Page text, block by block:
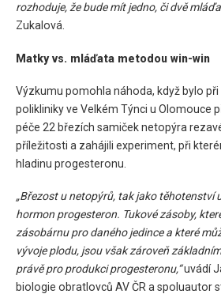
rozhoduje, že bude mít jedno, či dvě
Zukalová.
Matky vs. mláďata metodou win-win
Výzkumu pomohla náhoda, když bylo
polikliniky ve Velkém Týnci u Olomouce
péče 22 březích samiček netopýra
příležitosti a zahájili experiment, při
hladinu progesteronu.
„Březost u netopýrů, tak jako těhotenství
hormon progesteron. Tukové zásoby,
zásobárnu pro daného jedince a které
vývoje plodu, jsou však zároveň
právě pro produkci progesteronu,“uvádí
biologie obratlovců AV ČR a spoluautor